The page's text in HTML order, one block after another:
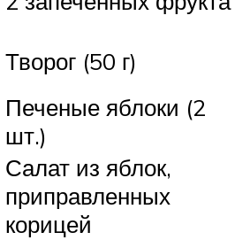
Творог (50 г)
Печеные яблоки (2
шт.)
Салат из яблок,
приправленных
корицей